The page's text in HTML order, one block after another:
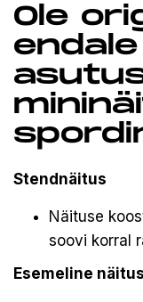
Ole
Stendnäitus
Näituse
soovi korral
Esemeline näitus